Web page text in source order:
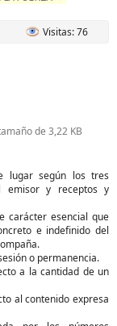
Visitas: 76
de 3,22 KB
lugar según los tres
emisor y receptos y
carácter esencial que
e indefinido del
o permanencia.
a la cantidad de un
al contenido expresa